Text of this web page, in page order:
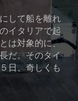
して船を離れ
イタリアで起
は対象的に、
だ。そのタイ
日、奇しくも